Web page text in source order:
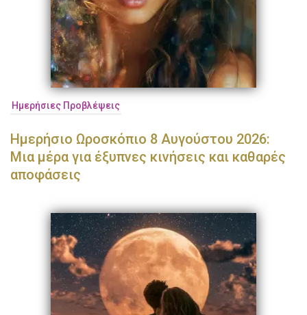
Ημερήσιες Προβλέψεις
Ημερήσιο Ωροσκόπιο 8 Αυγούστου 2026:
Μια μέρα για έξυπνες κινήσεις και καθαρές
αποφάσεις